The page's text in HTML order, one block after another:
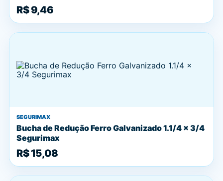
R$ 9,46
SEGURIMAX
Bucha de Redução Ferro Galvanizado 1.1/4 x 3/4
Segurimax
R$ 15,08